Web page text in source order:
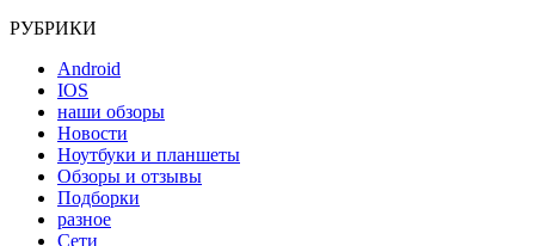
РУБРИКИ
Android
IOS
наши обзоры
Новости
Ноутбуки и планшеты
Обзоры и отзывы
Подборки
разное
Сети